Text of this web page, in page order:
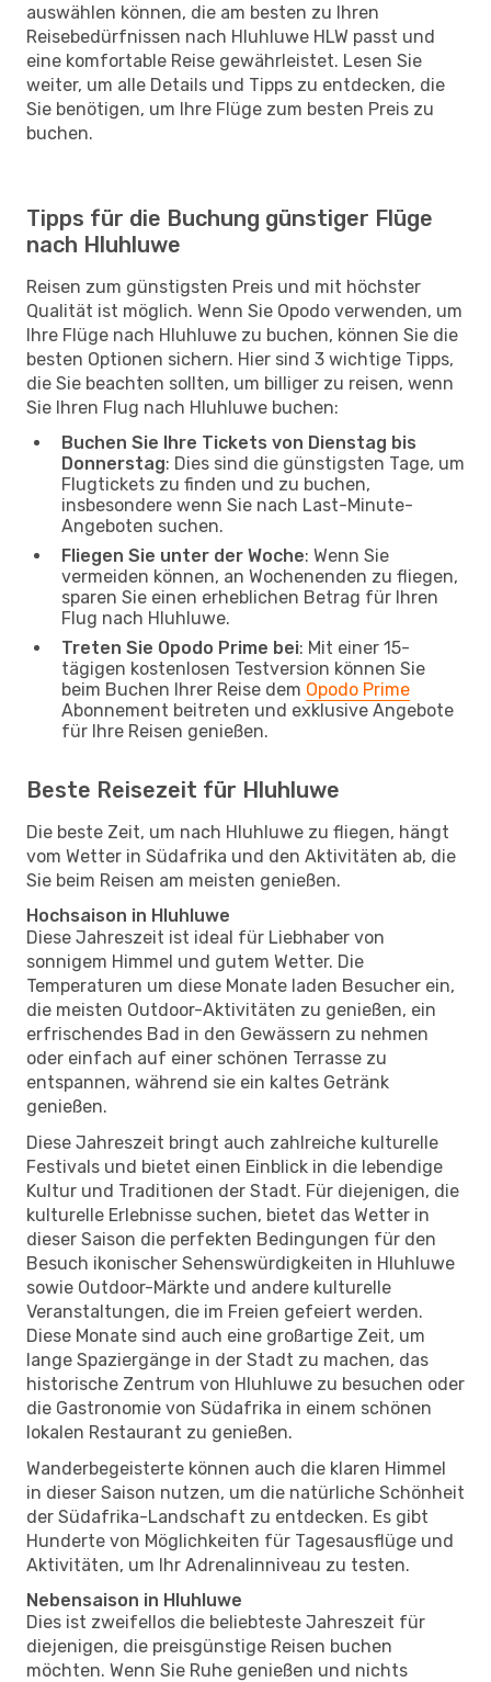
auswählen können, die am besten zu Ihren
Reisebedürfnissen nach Hluhluwe HLW passt und
eine komfortable Reise gewährleistet. Lesen Sie
weiter, um alle Details und Tipps zu entdecken, die
Sie benötigen, um Ihre Flüge zum besten Preis zu
buchen.
Tipps für die Buchung günstiger Flüge
nach Hluhluwe
Reisen zum günstigsten Preis und mit höchster
Qualität ist möglich. Wenn Sie Opodo verwenden, um
Ihre Flüge nach Hluhluwe zu buchen, können Sie die
besten Optionen sichern. Hier sind 3 wichtige Tipps,
die Sie beachten sollten, um billiger zu reisen, wenn
Sie Ihren Flug nach Hluhluwe buchen:
Buchen Sie Ihre Tickets von Dienstag bis
Donnerstag: Dies sind die günstigsten Tage, um
Flugtickets zu finden und zu buchen,
insbesondere wenn Sie nach Last-Minute-
Angeboten suchen.
Fliegen Sie unter der Woche: Wenn Sie
vermeiden können, an Wochenenden zu fliegen,
sparen Sie einen erheblichen Betrag für Ihren
Flug nach Hluhluwe.
Treten Sie Opodo Prime bei: Mit einer 15-
tägigen kostenlosen Testversion können Sie
beim Buchen Ihrer Reise dem Opodo Prime
Abonnement beitreten und exklusive Angebote
für Ihre Reisen genießen.
Beste Reisezeit für Hluhluwe
Die beste Zeit, um nach Hluhluwe zu fliegen, hängt
vom Wetter in Südafrika und den Aktivitäten ab, die
Sie beim Reisen am meisten genießen.
Hochsaison in Hluhluwe
Diese Jahreszeit ist ideal für Liebhaber von
sonnigem Himmel und gutem Wetter. Die
Temperaturen um diese Monate laden Besucher ein,
die meisten Outdoor-Aktivitäten zu genießen, ein
erfrischendes Bad in den Gewässern zu nehmen
oder einfach auf einer schönen Terrasse zu
entspannen, während sie ein kaltes Getränk
genießen.
Diese Jahreszeit bringt auch zahlreiche kulturelle
Festivals und bietet einen Einblick in die lebendige
Kultur und Traditionen der Stadt. Für diejenigen, die
kulturelle Erlebnisse suchen, bietet das Wetter in
dieser Saison die perfekten Bedingungen für den
Besuch ikonischer Sehenswürdigkeiten in Hluhluwe
sowie Outdoor-Märkte und andere kulturelle
Veranstaltungen, die im Freien gefeiert werden.
Diese Monate sind auch eine großartige Zeit, um
lange Spaziergänge in der Stadt zu machen, das
historische Zentrum von Hluhluwe zu besuchen oder
die Gastronomie von Südafrika in einem schönen
lokalen Restaurant zu genießen.
Wanderbegeisterte können auch die klaren Himmel
in dieser Saison nutzen, um die natürliche Schönheit
der Südafrika-Landschaft zu entdecken. Es gibt
Hunderte von Möglichkeiten für Tagesausflüge und
Aktivitäten, um Ihr Adrenalinniveau zu testen.
Nebensaison in Hluhluwe
Dies ist zweifellos die beliebteste Jahreszeit für
diejenigen, die preisgünstige Reisen buchen
möchten. Wenn Sie Ruhe genießen und nichts